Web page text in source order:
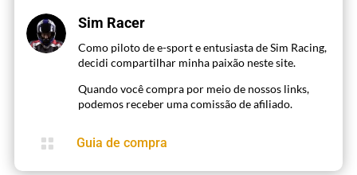
Sim Racer
Como piloto de e-sport e entusiasta de Sim Racing,
decidi compartilhar minha paixão neste site.
Quando você compra por meio de nossos links,
podemos receber uma comissão de afiliado.
 Guia de compra